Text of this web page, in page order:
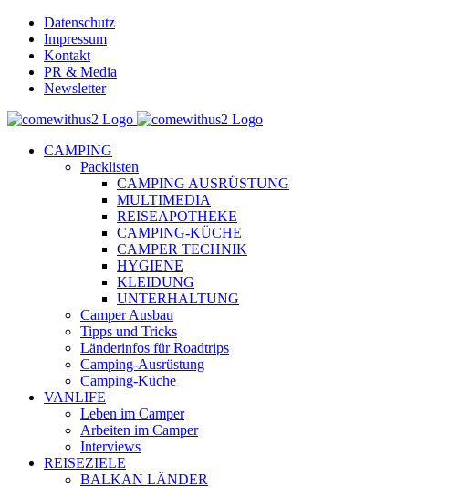
Skip
content
Datenschutz
Impressum
Kontakt
PR & Media
Newsletter
YouTube
Facebook
Twitter
Instagram
Pinterest
Email
CAMPING
Packlisten
CAMPING AUSRÜSTUNG
MULTIMEDIA
REISEAPOTHEKE
CAMPING-KÜCHE
CAMPER TECHNIK
HYGIENE
KLEIDUNG
UNTERHALTUNG
Camper Ausbau
Tipps und Tricks
Länderinfos für Roadtrips
Camping-Ausrüstung
Camping-Küche
VANLIFE
Leben im Camper
Arbeiten im Camper
Interviews
REISEZIELE
BALKAN LÄNDER